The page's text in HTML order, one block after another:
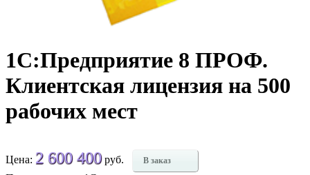
1С:Предприятие 8 ПРОФ.
Клиентская лицензия на 500
рабочих мест
Цена: 2 600 400руб. В заказ